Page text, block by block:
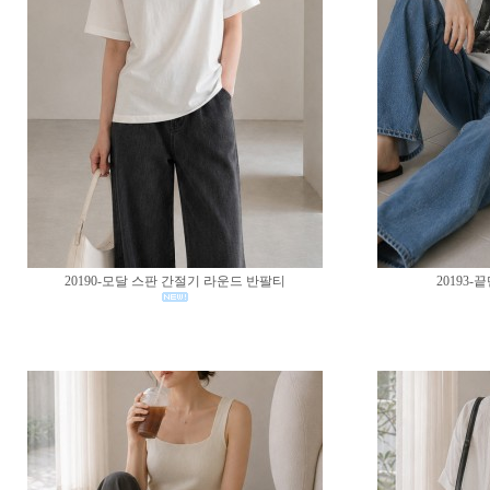
20190-모달 스판 간절기 라운드 반팔티 20193-